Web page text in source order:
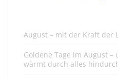
August – mit der Kraft der
Goldene Tage im August –
wärmt durch alles